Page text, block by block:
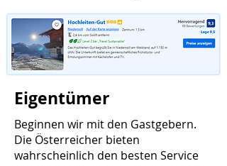
Eigentümer
Beginnen wir mit den Gastgebern.
Die Österreicher bieten
wahrscheinlich den besten Service